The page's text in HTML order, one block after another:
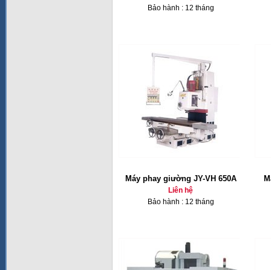
Bảo hành : 12 tháng
Máy phay giường JY-VH 650A
Liên hệ
Bảo hành : 12 tháng